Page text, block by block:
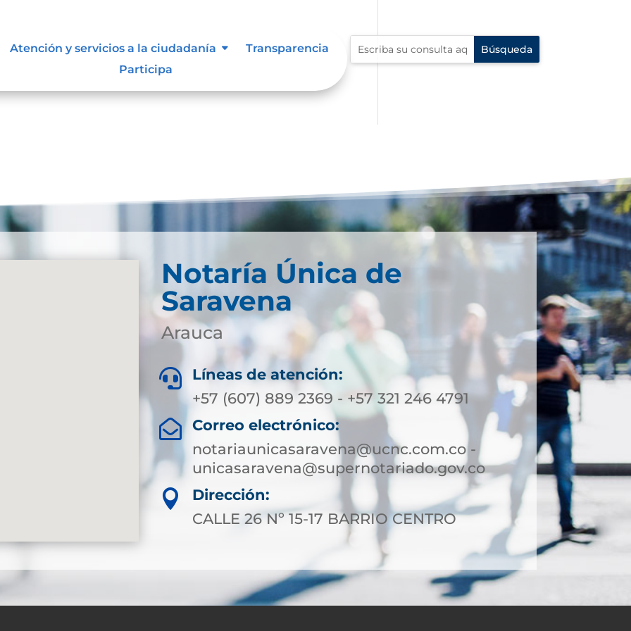
Atención y servicios a la ciudadanía
Transparencia
Participa
les aplique de interés.
Notaría Única de
Saravena
Arauca

Líneas de atención:
+57 (607) 889 2369 - +57 321 246 4791

Correo electrónico:
notariaunicasaravena@ucnc.com.co -
unicasaravena@supernotariado.gov.co

Dirección:
CALLE 26 Nº 15-17 BARRIO CENTRO